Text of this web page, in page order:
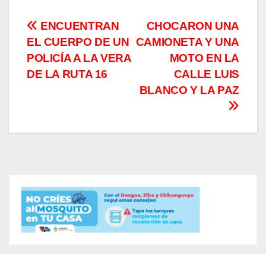
Navegación
de
entradas
CHOCARON UNA
CAMIONETA Y UNA
MOTO EN LA
CALLE LUIS
BLANCO Y LA PAZ
ENCUENTRAN
EL CUERPO DE UN
POLICÍA A LA VERA
DE LA RUTA 16